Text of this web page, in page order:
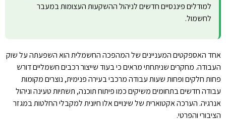
למודלים פיננסיים חדשים לניהול ההשקעות העצומות במעבר
לחשמול.
אחד האספקטים המעניינים של המהפכה החשמלית הוא השפעתה על שוק
העבודה. מחקרים שניתחתי מראים כי בעוד שייצור רכבים חשמליים דורש
פחות חלקים ופחות שעות עבודה מרכבי בעירה פנימית, נוצרים מקומות
עבודה חדשים בתחומים משיקים כמו פיתוח תוכנה, תשתיות טעינה וניהול
אנרגיה. הערכה אקטוארית של שינויים אלו חיונית למקבלי החלטות במגזר
הציבורי והפרטי.